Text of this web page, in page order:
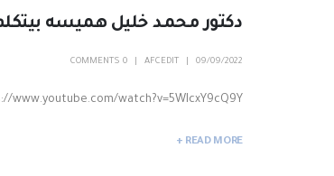
دكتور محمد خليل هميسه
09/09/2022
AFCEDIT
0 COMMENTS
www.youtube.com/watch?v=5WIcxY9cQ9Y
READ MORE +